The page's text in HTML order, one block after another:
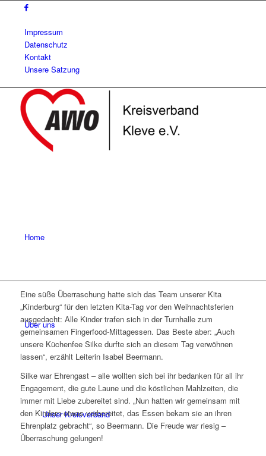
Impressum
Datenschutz
Kontakt
Unsere Satzung
Home
Über uns
Unser Kreisverband
Eine süße Überraschung hatte sich das Team unserer Kita
„Kinderburg“ für den letzten Kita-Tag vor den Weihnachtsferien
ausgedacht: Alle Kinder trafen sich in der Turnhalle zum
gemeinsamen Fingerfood-Mittagessen. Das Beste aber: „Auch
unsere Küchenfee Silke durfte sich an diesem Tag verwöhnen
lassen“, erzählt Leiterin Isabel Beermann.
Silke war Ehrengast – alle wollten sich bei ihr bedanken für all ihr
Engagement, die gute Laune und die köstlichen Mahlzeiten, die
immer mit Liebe zubereitet sind. „Nun hatten wir gemeinsam mit
den Kindern etwas vorbereitet, das Essen bekam sie an ihren
Ehrenplatz gebracht“, so Beermann. Die Freude war riesig –
Überraschung gelungen!